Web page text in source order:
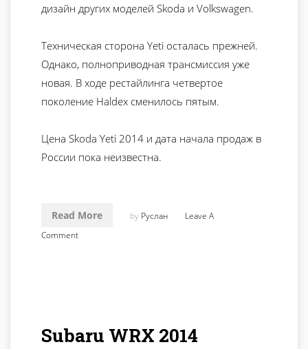
дизайн других моделей Skoda и Volkswagen.
Техническая сторона Yeti осталась прежней.
Однако, полноприводная трансмиссия уже
новая. В ходе рестайлинга четвертое
поколение Haldex сменилось пятым.
Цена Skoda Yeti 2014 и дата начала продаж в
России пока неизвестна.
Read More by Руслан
Leave A
Comment
Subaru WRX 2014